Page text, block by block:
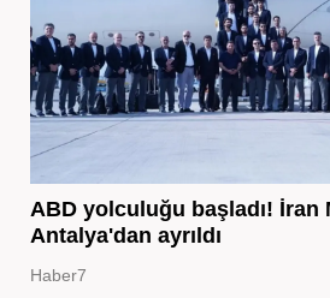
ABD yolculuğu başladı! İran
Antalya'dan ayrıldı
Haber7